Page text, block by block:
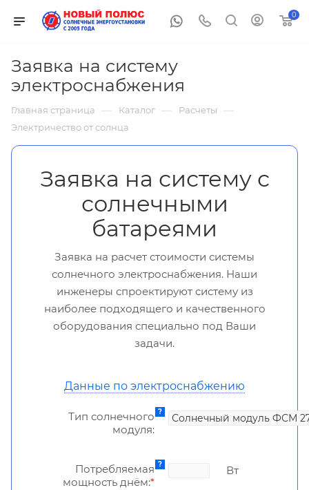
0
Заявка на систему
электроснабжения
Главная страница — Каталог — Расчеты —
Электричество от солнца
Заявка на систему с
солнечными
батареями
Заявка на расчет стоимости системы
солнечного электроснабжения. Наши
инженеры спроектируют систему из
наиболее подходящего и качественного
оборудования специально под Ваши
задачи.
Данные по электроснабжению
Тип солнечного
модуля:
Потребляемая
мощность днём:*
Вт